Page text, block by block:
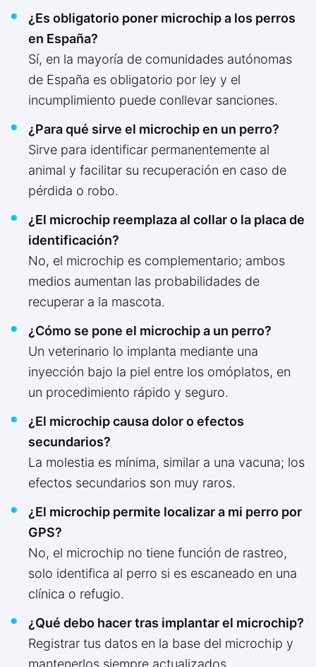
¿Es obligatorio poner microchip a los perros
en España?
Sí, en la mayoría de comunidades autónomas
de España es obligatorio por ley y el
incumplimiento puede conllevar sanciones.
¿Para qué sirve el microchip en un perro?
Sirve para identificar permanentemente al
animal y facilitar su recuperación en caso de
pérdida o robo.
¿El microchip reemplaza al collar o la placa de
identificación?
No, el microchip es complementario; ambos
medios aumentan las probabilidades de
recuperar a la mascota.
¿Cómo se pone el microchip a un perro?
Un veterinario lo implanta mediante una
inyección bajo la piel entre los omóplatos, en
un procedimiento rápido y seguro.
¿El microchip causa dolor o efectos
secundarios?
La molestia es mínima, similar a una vacuna; los
efectos secundarios son muy raros.
¿El microchip permite localizar a mi perro por
GPS?
No, el microchip no tiene función de rastreo,
solo identifica al perro si es escaneado en una
clínica o refugio.
¿Qué debo hacer tras implantar el microchip?
Registrar tus datos en la base del microchip y